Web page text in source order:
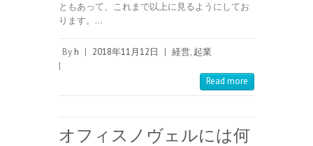
ともあって、これまで以上に見るようにしてお
ります。…
By h | 2018年11月12日 | 経営, 起業
|
Read more
オフィスノヴェルには何